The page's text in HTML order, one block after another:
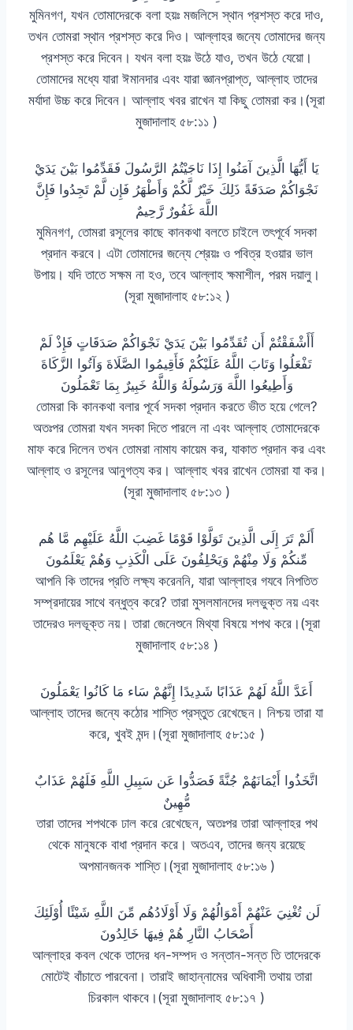
মুমিনগণ, যখন তোমাদেরকে বলা হয়ঃ মজলিসে স্থান প্রশস্ত করে দাও,
তখন তোমরা স্থান প্রশস্ত করে দিও। আল্লাহর জন্যে তোমাদের জন্য
প্রশস্ত করে দিবেন। যখন বলা হয়ঃ উঠে যাও, তখন উঠে যেয়ো।
তোমাদের মধ্যে যারা ঈমানদার এবং যারা জ্ঞানপ্রাপ্ত, আল্লাহ তাদের
মর্যাদা উচ্চ করে দিবেন। আল্লাহ খবর রাখেন যা কিছু তোমরা কর।(সূরা
মুজাদালাহ ৫৮:১১ )
يَا أَيُّهَا الَّذِينَ آمَنُوا إِذَا نَاجَيْتُمُ الرَّسُولَ فَقَدِّمُوا بَيْنَ يَدَيْ
نَجْوَاكُمْ صَدَقَةً ذَلِكَ خَيْرٌ لَّكُمْ وَأَطْهَرُ فَإِن لَّمْ تَجِدُوا فَإِنَّ
اللَّهَ غَفُورٌ رَّحِيمٌ
মুমিনগণ, তোমরা রসূলের কাছে কানকথা বলতে চাইলে তৎপূর্বে সদকা
প্রদান করবে। এটা তোমাদের জন্যে শ্রেয়ঃ ও পবিত্র হওয়ার ভাল
উপায়। যদি তাতে সক্ষম না হও, তবে আল্লাহ ক্ষমাশীল, পরম দয়ালু।
(সূরা মুজাদালাহ ৫৮:১২ )
أَأَشْفَقْتُمْ أَن تُقَدِّمُوا بَيْنَ يَدَيْ نَجْوَاكُمْ صَدَقَاتٍ فَإِذْ لَمْ
تَفْعَلُوا وَتَابَ اللَّهُ عَلَيْكُمْ فَأَقِيمُوا الصَّلَاةَ وَآتُوا الزَّكَاةَ
وَأَطِيعُوا اللَّهَ وَرَسُولَهُ وَاللَّهُ خَبِيرٌ بِمَا تَعْمَلُونَ
তোমরা কি কানকথা বলার পূর্বে সদকা প্রদান করতে ভীত হয়ে গেলে?
অতঃপর তোমরা যখন সদকা দিতে পারলে না এবং আল্লাহ তোমাদেরকে
মাফ করে দিলেন তখন তোমরা নামায কায়েম কর, যাকাত প্রদান কর এবং
আল্লাহ ও রসূলের আনুগত্য কর। আল্লাহ খবর রাখেন তোমরা যা কর।
(সূরা মুজাদালাহ ৫৮:১৩ )
أَلَمْ تَرَ إِلَى الَّذِينَ تَوَلَّوْا قَوْمًا غَضِبَ اللَّهُ عَلَيْهِم مَّا هُم
مِّنكُمْ وَلَا مِنْهُمْ وَيَحْلِفُونَ عَلَى الْكَذِبِ وَهُمْ يَعْلَمُونَ
আপনি কি তাদের প্রতি লক্ষ্য করেননি, যারা আল্লাহর গযবে নিপতিত
সম্প্রদায়ের সাথে বন্ধুত্ব করে? তারা মুসলমানদের দলভুক্ত নয় এবং
তাদেরও দলভূক্ত নয়। তারা জেনেশুনে মিথ্যা বিষয়ে শপথ করে।(সূরা
মুজাদালাহ ৫৮:১৪ )
أَعَدَّ اللَّهُ لَهُمْ عَذَابًا شَدِيدًا إِنَّهُمْ سَاء مَا كَانُوا يَعْمَلُونَ
আল্লাহ তাদের জন্যে কঠোর শাস্তি প্রস্তুত রেখেছেন। নিশ্চয় তারা যা
করে, খুবই মন্দ।(সূরা মুজাদালাহ ৫৮:১৫ )
اتَّخَذُوا أَيْمَانَهُمْ جُنَّةً فَصَدُّوا عَن سَبِيلِ اللَّهِ فَلَهُمْ عَذَابٌ
مُّهِينٌ
তারা তাদের শপথকে ঢাল করে রেখেছেন, অতঃপর তারা আল্লাহর পথ
থেকে মানুষকে বাধা প্রদান করে। অতএব, তাদের জন্য রয়েছে
অপমানজনক শাস্তি।(সূরা মুজাদালাহ ৫৮:১৬ )
لَن تُغْنِيَ عَنْهُمْ أَمْوَالُهُمْ وَلَا أَوْلَادُهُم مِّنَ اللَّهِ شَيْئًا أُوْلَئِكَ
أَصْحَابُ النَّارِ هُمْ فِيهَا خَالِدُونَ
আল্লাহর কবল থেকে তাদের ধন-সম্পদ ও সন্তান-সন্ত তি তাদেরকে
মোটেই বাঁচাতে পারবেনা। তারাই জাহান্নামের অধিবাসী তথায় তারা
চিরকাল থাকবে।(সূরা মুজাদালাহ ৫৮:১৭ )